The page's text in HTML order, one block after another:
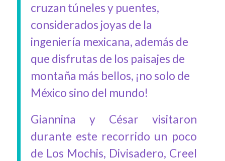
cruzan túneles y puentes,
considerados joyas de la
ingeniería mexicana, además de
que disfrutas de los paisajes de
montaña más bellos, ¡no solo de
México sino del mundo!
Giannina y César visitaron
durante este recorrido un poco
de Los Mochis, Divisadero, Creel